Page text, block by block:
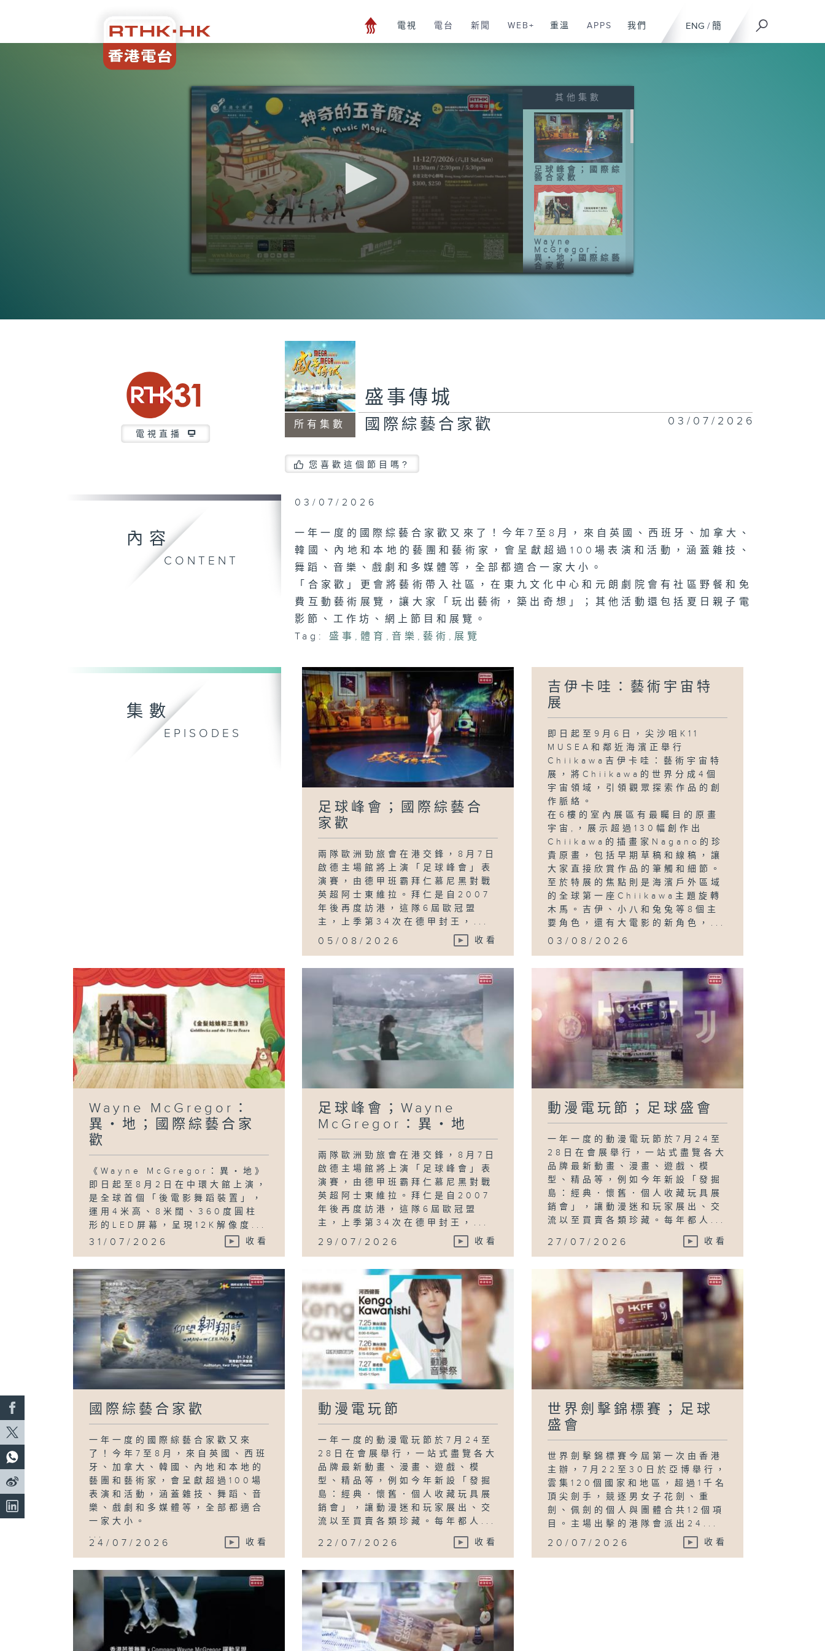
ENG / 簡
電視 電台 新聞 WEB+ 重溫 APPS 我們
0
其他集數
足球峰會；國際綜
藝合家歡
Wayne
McGregor：
異・地；國際綜藝
合家歡
動漫電玩節
足球盛會；
Wayne
McGregor：
異．地
世界劍擊錦標賽；
書展
書展；Wayne
McGregor：
異．地
電視直播
所有集數
盛事傳城
國際綜藝合家歡 03/07/2026
您喜歡這個節目嗎?
內容
CONTENT
03/07/2026
一年一度的國際綜藝合家歡又來了！今年7至8月，來自英國、西班牙、加拿大、
韓國、內地和本地的藝團和藝術家，會呈獻超過100場表演和活動，涵蓋雜技、
舞蹈、音樂、戲劇和多媒體等，全部都適合一家大小。
「合家歡」更會將藝術帶入社區，在東九文化中心和元朗劇院會有社區野餐和免
費互動藝術展覽，讓大家「玩出藝術，築出奇想」；其他活動還包括夏日親子電
影節、工作坊、網上節目和展覽。
Tag:
盛事 , 體育 , 音樂 , 藝術 ,展覽
集數
EPISODES
足球峰會；國際綜藝合
家歡
兩隊歐洲勁旅會在港交鋒，8月7日
啟德主場館將上演「足球峰會」表
演賽，由德甲班霸拜仁慕尼黑對戰
英超阿士東維拉。拜仁是自2007
年後再度訪港，這隊6屆歐冠盟
主，上季第34次在德甲封王，...
05/08/2026 收看
吉伊卡哇：藝術宇宙特
展
即日起至9月6日，尖沙咀K11
MUSEA和鄰近海濱正舉行
Chiikawa吉伊卡哇：藝術宇宙特
展，將Chiikawa的世界分成4個
宇宙領域，引領觀眾探索作品的創
作脈絡。
在6樓的室內展區有最矚目的原畫
宇宙,，展示超過130幅創作出
Chiikawa的插畫家Nagano的珍
貴原畫，包括早期草稿和線稿，讓
大家直接欣賞作品的筆觸和細節。
至於特展的焦點則是海濱戶外區域
的全球第一座Chiikawa主題旋轉
木馬。吉伊、小八和兔兔等8個主
要角色，還有大電影的新角色，...
03/08/2026
Wayne McGregor：
異・地；國際綜藝合家
歡
《Wayne McGregor：異・地》
即日起至8月2日在中環大館上演，
是全球首個「後電影舞蹈裝置」，
運用4米高、8米闊、360度圓柱
形的LED屏幕，呈現12K解像度...
31/07/2026 收看
足球峰會；Wayne
McGregor：異・地
兩隊歐洲勁旅會在港交鋒，8月7日
啟德主場館將上演「足球峰會」表
演賽，由德甲班霸拜仁慕尼黑對戰
英超阿士東維拉。拜仁是自2007
年後再度訪港，這隊6屆歐冠盟
主，上季第34次在德甲封王，...
29/07/2026 收看
動漫電玩節；足球盛會
一年一度的動漫電玩節於7月24至
28日在會展舉行，一站式盡覽各大
品牌最新動畫、漫畫、遊戲、模
型、精品等，例如今年新設「發掘
島：經典．懷舊．個人收藏玩具展
銷會」，讓動漫迷和玩家展出、交
流以至買賣各類珍藏。每年都人...
27/07/2026 收看
國際綜藝合家歡
一年一度的國際綜藝合家歡又來
了！今年7至8月，來自英國、西班
牙、加拿大、韓國、內地和本地的
藝團和藝術家，會呈獻超過100場
表演和活動，涵蓋雜技、舞蹈、音
樂、戲劇和多媒體等，全部都適合
一家大小。
...
24/07/2026 收看
動漫電玩節
一年一度的動漫電玩節於7月24至
28日在會展舉行，一站式盡覽各大
品牌最新動畫、漫畫、遊戲、模
型、精品等，例如今年新設「發掘
島：經典．懷舊．個人收藏玩具展
銷會」，讓動漫迷和玩家展出、交
流以至買賣各類珍藏。每年都人...
22/07/2026 收看
世界劍擊錦標賽；足球
盛會
世界劍擊錦標賽今屆第一次由香港
主辦，7月22至30日於亞博舉行，
雲集120個國家和地區，超過1千名
頂尖劍手，競逐男女子花劍、重
劍、佩劍的個人與團體合共12個項
目。主場出擊的港隊會派出24...
20/07/2026 收看